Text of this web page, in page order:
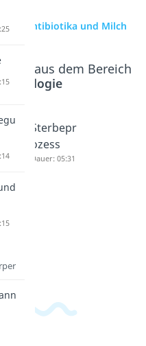
Antibiotika und Milch
aus dem Bereich
Cytologie
Sterbepr
ozess
Dauer: 05:31